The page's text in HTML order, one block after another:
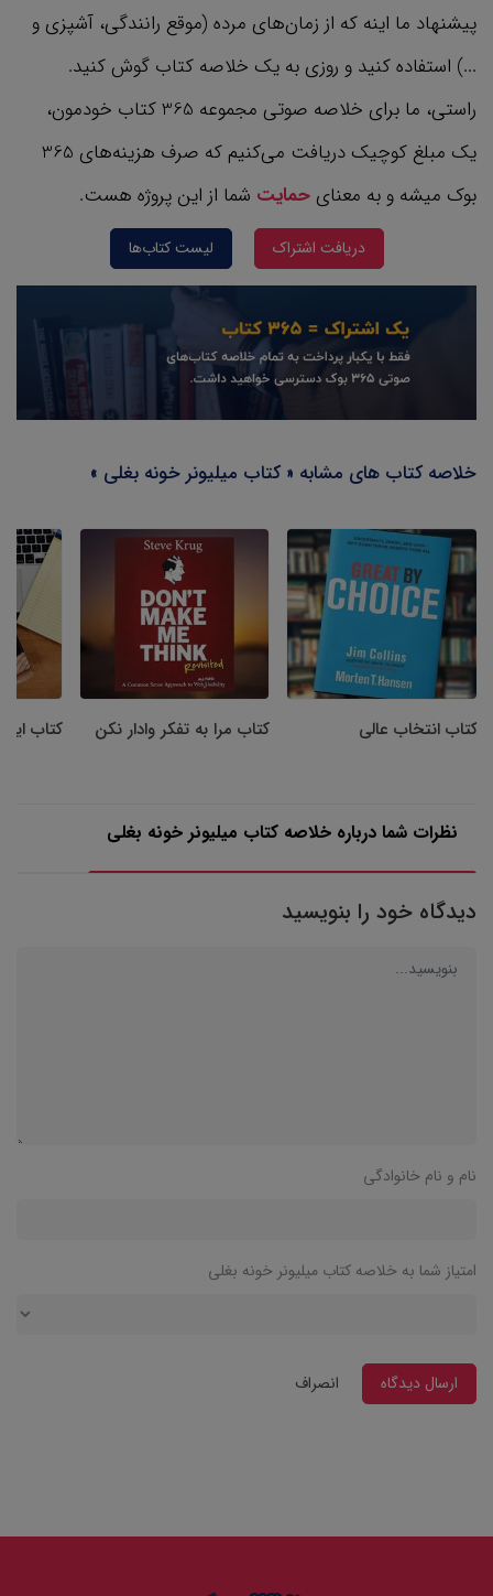
پیشنهاد ما اینه که از زمان‌های مرده (موقع رانندگی، آشپزی و
...) استفاده کنید و روزی به یک خلاصه کتاب گوش کنید.
راستی، ما برای خلاصه صوتی مجموعه 365 کتاب‌ خودمون،
یک مبلغ کوچیک دریافت می‌کنیم که صرف هزینه‌های 365
بوک میشه و به معنای حمایت شما از این پروژه هست.
دریافت اشتراک لیست کتاب‌ها
خلاصه کتاب های مشابه « کتاب میلیونر خونه بغلی »
کتاب انتخاب عالی کتاب مرا به تفکر وادار نکن کتاب
نظرات شما درباره خلاصه کتاب میلیونر خونه بغلی
دیدگاه خود را بنویسید
نام و نام خانوادگی
امتیاز شما به خلاصه کتاب میلیونر خونه بغلی
ارسال دیدگاه انصراف